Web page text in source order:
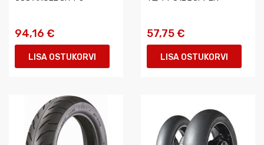
94,16 €
LISA OSTUKORVI
57,75 €
LISA OSTUKORVI